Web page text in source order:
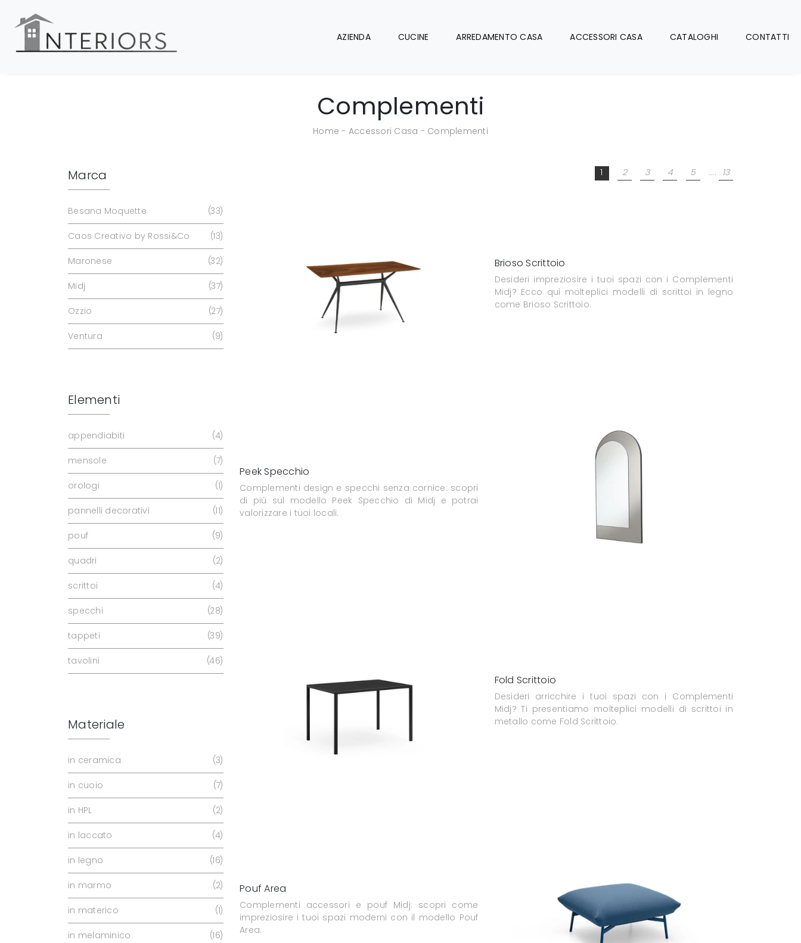
AZIENDA CUCINE ARREDAMENTO CASA ACCESSORI CASA CATALOGHI CONTATTI
Complementi
Home - Accessori Casa - Complementi
1 2 3 4 5 .... 13
Brioso Scrittoio
Desideri impreziosire i tuoi spazi con i Complementi
Midj? Ecco qui molteplici modelli di scrittoi in legno
come Brioso Scrittoio.
Peek Specchio
Complementi design e specchi senza cornice: scopri
di più sul modello Peek Specchio di Midj e potrai
valorizzare i tuoi locali.
Fold Scrittoio
Desideri arricchire i tuoi spazi con i Complementi
Midj? Ti presentiamo molteplici modelli di scrittoi in
metallo come Fold Scrittoio.
Pouf Area
Complementi accessori e pouf Midj: scopri come
impreziosire i tuoi spazi moderni con il modello Pouf
Area.
Marca
Besana Moquette 33
Caos Creativo by Rossi&Co 13
Maronese 32
Midj 37
Ozzio 27
Ventura 9
Elementi
appendiabiti 4
mensole 7
orologi 1
pannelli decorativi 11
pouf 9
quadri 2
scrittoi 4
specchi 28
tappeti 39
tavolini 46
Materiale
in ceramica 3
in cuoio 7
in HPL 2
in laccato 4
in legno 16
in marmo 2
in materico 1
in melaminico 16